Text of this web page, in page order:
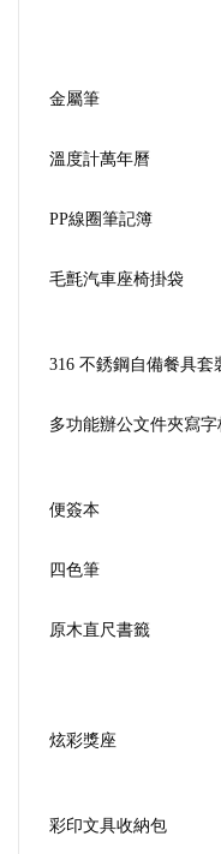
金屬筆
溫度計萬年曆
PP線圈筆記簿
毛氈汽車座椅掛袋
316 不銹鋼自備餐具套
多功能辦公文件夾寫字
便簽本
四色筆
原木直尺書籤
炫彩獎座
彩印文具收納包